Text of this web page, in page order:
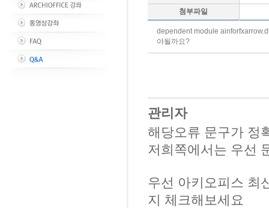
첨부파일
dependent module
야될까요?
관리자
해당오류 문구가 정
저희쪽에서는 우선
우선 아키오피스 최
지 체크해보세요